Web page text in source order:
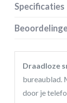
Specificaties
Draadloze
bureaublad.
door je